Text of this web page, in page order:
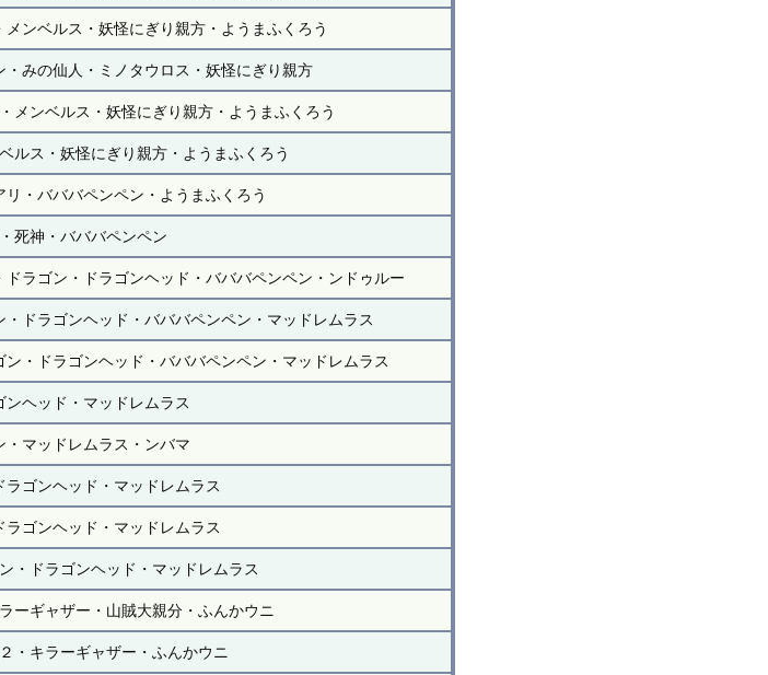
ンベルス・妖怪にぎり親方・ようまふくろう
みの仙人・ミノタウロス・妖怪にぎり親方
メンベルス・妖怪にぎり親方・ようまふくろう
ルス・妖怪にぎり親方・ようまふくろう
・バババペンペン・ようまふくろう
死神・バババペンペン
ラゴン・ドラゴンヘッド・バババペンペン・ンドゥルー
ドラゴンヘッド・バババペンペン・マッドレムラス
・ドラゴンヘッド・バババペンペン・マッドレムラス
ヘッド・マッドレムラス
マッドレムラス・ンバマ
ゴンヘッド・マッドレムラス
ゴンヘッド・マッドレムラス
・ドラゴンヘッド・マッドレムラス
ーギャザー・山賊大親分・ふんかウニ
・キラーギャザー・ふんかウニ